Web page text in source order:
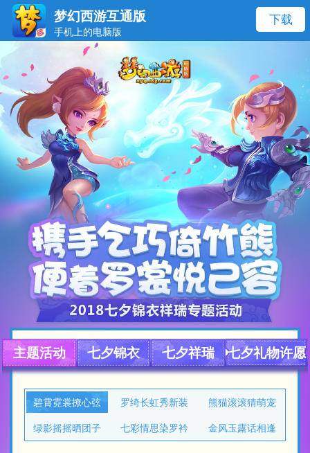
梦幻西游互通版
手机上的电脑版
下载
主题活动 七夕锦衣 七夕祥瑞 七夕礼物许愿
碧霄霓裳撩心弦 罗绮长虹秀新装
熊猫滚滚猜萌宠
绿影摇摇晒团子
七彩情思染罗衿 金风玉露话相逢